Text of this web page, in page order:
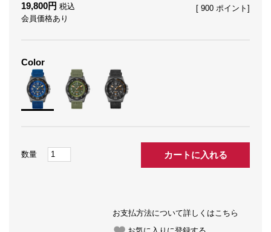
19,800
税込
会員価格あり
[ 900 ポイント]
Color
カートに入れる
お支払方法について詳しくはこちら